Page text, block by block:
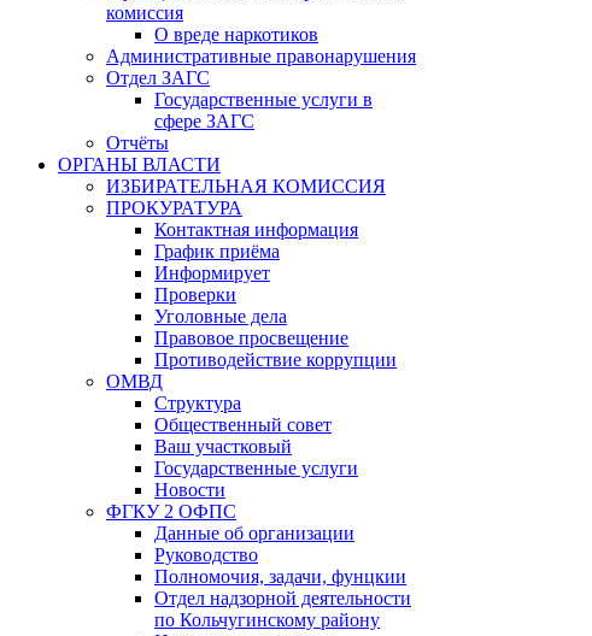
комиссия
О вреде наркотиков
Административные правонарушения
Отдел ЗАГС
Государственные услуги в
сфере ЗАГС
Отчёты
ОРГАНЫ ВЛАСТИ
ИЗБИРАТЕЛЬНАЯ КОМИССИЯ
ПРОКУРАТУРА
Контактная информация
График приёма
Информирует
Проверки
Уголовные дела
Правовое просвещение
Противодействие коррупции
ОМВД
Структура
Общественный совет
Ваш участковый
Государственные услуги
Новости
ФГКУ 2 ОФПС
Данные об организации
Руководство
Полномочия, задачи, фунцкии
Отдел надзорной деятельности
по Кольчугинскому району